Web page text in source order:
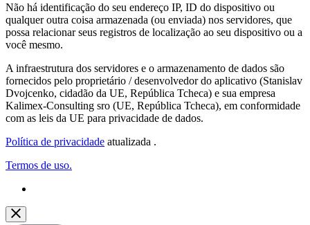
Não há identificação do seu endereço IP, ID do dispositivo ou
qualquer outra coisa armazenada (ou enviada) nos servidores, que
possa relacionar seus registros de localização ao seu dispositivo ou a
você mesmo.
A infraestrutura dos servidores e o armazenamento de dados são
fornecidos pelo proprietário / desenvolvedor do aplicativo (Stanislav
Dvojcenko, cidadão da UE, República Tcheca) e sua empresa
Kalimex-Consulting sro (UE, República Tcheca), em conformidade
com as leis da UE para privacidade de dados.
Política de privacidade atualizada .
Termos de uso.